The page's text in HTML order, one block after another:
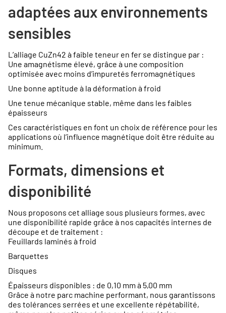
adaptées aux environnements
sensibles
L’alliage CuZn42 à faible teneur en fer se distingue par :
Une amagnétisme élevé, grâce à une composition
optimisée avec moins d’impuretés ferromagnétiques
Une bonne aptitude à la déformation à froid
Une tenue mécanique stable, même dans les faibles
épaisseurs
Ces caractéristiques en font un choix de référence pour les
applications où l’influence magnétique doit être réduite au
minimum.
Formats, dimensions et
disponibilité
Nous proposons cet alliage sous plusieurs formes, avec
une disponibilité rapide grâce à nos capacités internes de
découpe et de traitement :
Feuillards laminés à froid
Barquettes
Disques
Épaisseurs disponibles : de 0,10 mm à 5,00 mm
Grâce à notre parc machine performant, nous garantissons
des tolérances serrées et une excellente répétabilité,